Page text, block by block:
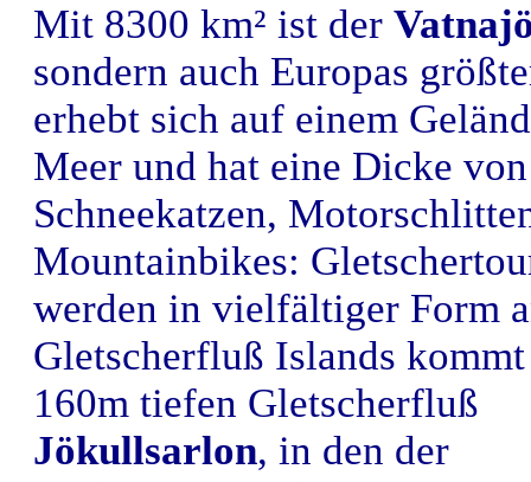
Mit 8300 km² ist der
sondern auch Europas
erhebt sich auf einem
Meer und hat eine Dicke
Schneekatzen,
Mountainbikes:
werden in vielfältiger Form
Gletscherfluß Islands kommt
160m tiefen Gletscherfluß
Jökullsarlon, in den der